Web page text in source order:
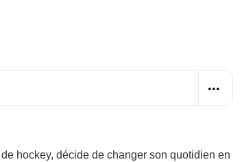
hockey, décide de changer son quotidien en